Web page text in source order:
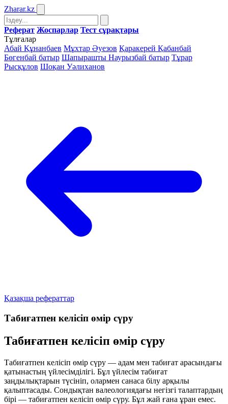
Zharar.kz
Реферат Жоспарлар Тест сұрақтары
Тұлғалар
Абай Құнанбаев Мұхтар Әуезов Қаракерей Қабанбай
Бөгенбай батыр Шапырашты Наурызбай батыр Тұрар
Рысқұлов Шоқан Уәлиханов
Қазақша рефераттар
Табиғатпен келісіп өмір сүру
Табиғатпен келісіп өмір сүру
Табиғатпен келісіп өмір сүру — адам мен табиғат арасындағы
қатынастың үйлесімділігі. Бұл үйлесім табиғат
заңдылықтарын түсініп, олармен санаса білу арқылы
қалыптасады. Сондықтан валеологиядағы негізгі талаптардың
бірі — табиғатпен келісіп өмір сүру. Бұл жай ғана ұран емес.